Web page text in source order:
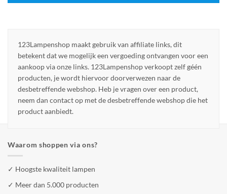
123Lampenshop maakt gebruik van affiliate links, dit
betekent dat we mogelijk een vergoeding ontvangen voor een
aankoop via onze links. 123Lampenshop verkoopt zelf géén
producten, je wordt hiervoor doorverwezen naar de
desbetreffende webshop. Heb je vragen over een product,
neem dan contact op met de desbetreffende webshop die het
product aanbiedt.
Waarom shoppen via ons?
✓ Hoogste kwaliteit lampen
✓ Meer dan 5.000 producten